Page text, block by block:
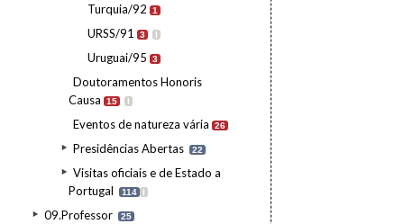
Turquia/92 1
URSS/91 3 I
Uruguai/95 3
Doutoramentos Honoris
Causa
15 I
Eventos de natureza vária 26
Presidências Abertas 22
Visitas oficiais e de Estado a
Portugal
114 I
09.Professor 25